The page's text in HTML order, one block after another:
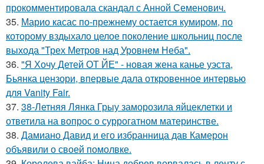
прокомментировала скандал с Анной Семенович.
35. Марио касас по-прежнему остается кумиром, по
которому вздыхало целое поколение школьниц после
выхода "Трех Метров над Уровнем Неба".
36. "Я Хочу Детей ОТ ЙЕ" - новая жена канье уэста,
Бьянка цензори, впервые дала откровенное интервью
для Vanity Fair.
37. 38-Летняя Лянка Грыу заморозила яйцеклетки и
ответила на вопрос о суррогатном материнстве.
38. Дамиано Давид и его избранница дав Камерон
объявили о своей помолвке.